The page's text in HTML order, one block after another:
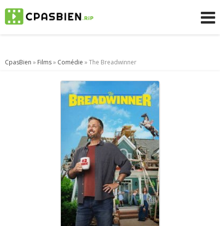
CpasBien » Films» Comédie » The Breadwinner